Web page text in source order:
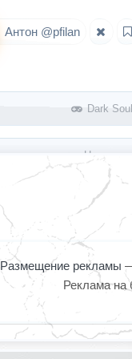
Антон @pfilan
Dark
« Назад
Размещение рекламы
Реклама на